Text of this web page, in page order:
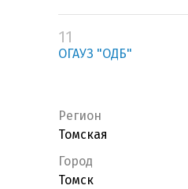
11
ОГАУЗ "ОДБ"
Регион
Томская
Город
Томск